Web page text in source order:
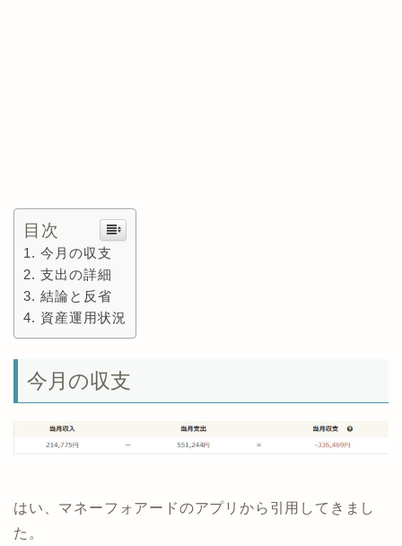
目次
今月の収支
支出の詳細
結論と反省
資産運用状況
今月の収支
はい、マネーフォアードのアプリから引用してきまし
た。